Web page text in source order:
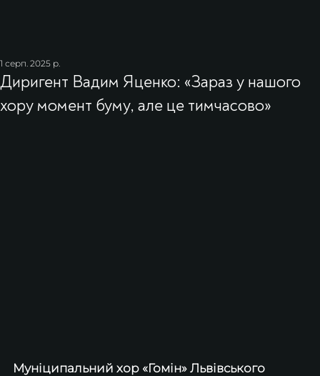
Диригент Вадим Яценко: «Зараз у нашого
хору момент буму, але це тимчасово»
1 серп. 2025 р.
Муніципальний хор «Гомін» Львівського